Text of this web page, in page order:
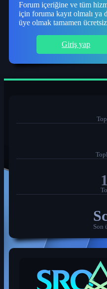
Forum içeriğine ve tüm
için foruma kayıt olmalı ya
üye olmak tamamen
Giriş yap
Son